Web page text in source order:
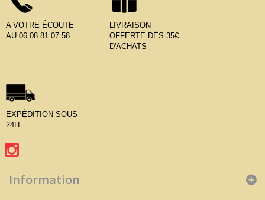
A VOTRE ÉCOUTE
AU 06.08.81.07.58
LIVRAISON
OFFERTE DÈS 35€
D'ACHATS
EXPÉDITION SOUS
24H
Information